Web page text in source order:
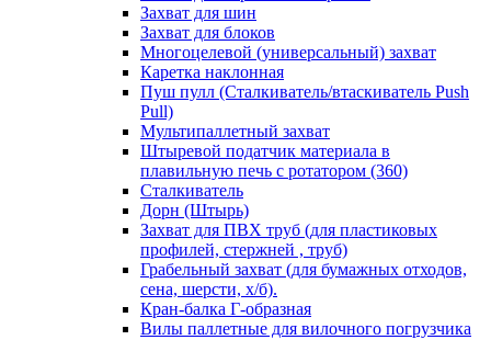
Захват для шин
Захват для блоков
Многоцелевой (универсальный) захват
Каретка наклонная
Пуш пулл (Сталкиватель/втаскиватель Push
Pull)
Мультипаллетный захват
Штыревой податчик материала в
плавильную печь с ротатором (360)
Сталкиватель
Дорн (Штырь)
Захват для ПВХ труб (для пластиковых
профилей, стержней , труб)
Грабельный захват (для бумажных отходов,
сена, шерсти, х/б).
Кран-балка Г-образная
Вилы паллетные для вилочного погрузчика